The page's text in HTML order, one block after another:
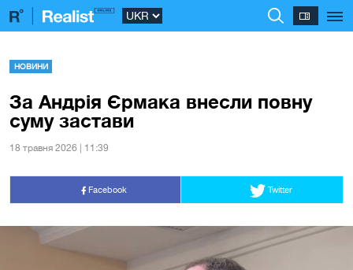
НОВИНИ
За Андрія Єрмака внесли повну
суму застави
18 травня 2026 | 11:39
Facebook Twitter